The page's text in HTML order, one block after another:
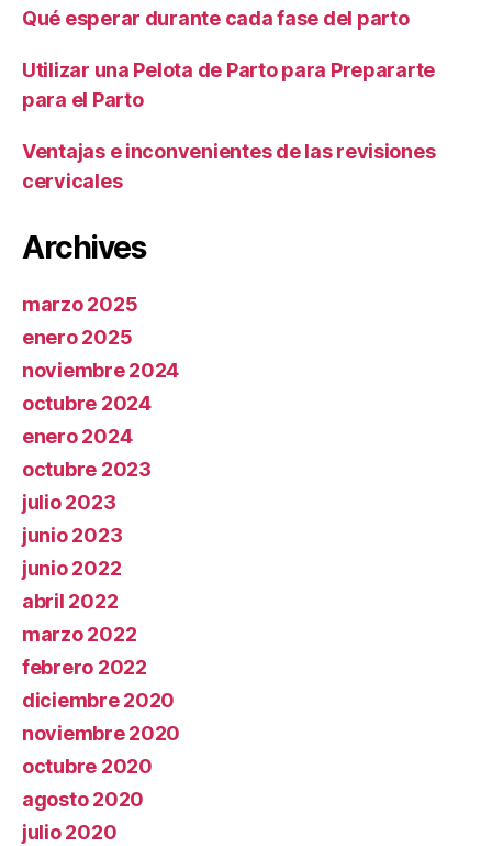
Qué esperar durante cada fase del parto
Utilizar una Pelota de Parto para Prepararte
para el Parto
Ventajas e inconvenientes de las revisiones
cervicales
Archives
marzo 2025
enero 2025
noviembre 2024
octubre 2024
enero 2024
octubre 2023
julio 2023
junio 2023
junio 2022
abril 2022
marzo 2022
febrero 2022
diciembre 2020
noviembre 2020
octubre 2020
agosto 2020
julio 2020